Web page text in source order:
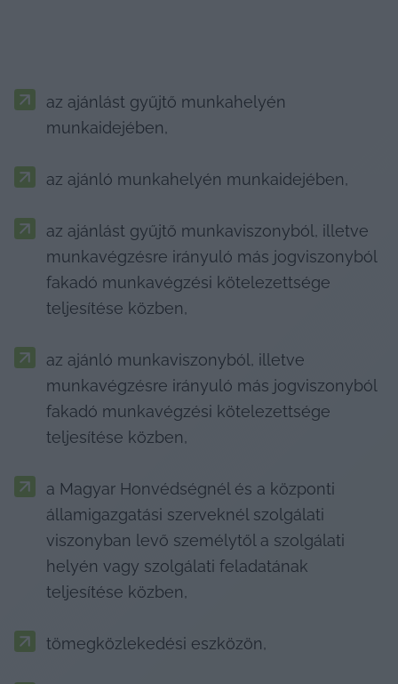
az ajánlást gyűjtő munkahelyén
munkaidejében,
az ajánló munkahelyén munkaidejében,
az ajánlást gyűjtő munkaviszonyból, illetve
munkavégzésre irányuló más jogviszonyból
fakadó munkavégzési kötelezettsége
teljesítése közben,
az ajánló munkaviszonyból, illetve
munkavégzésre irányuló más jogviszonyból
fakadó munkavégzési kötelezettsége
teljesítése közben,
a Magyar Honvédségnél és a központi
államigazgatási szerveknél szolgálati
viszonyban levő személytől a szolgálati
helyén vagy szolgálati feladatának
teljesítése közben,
tömegközlekedési eszközön,